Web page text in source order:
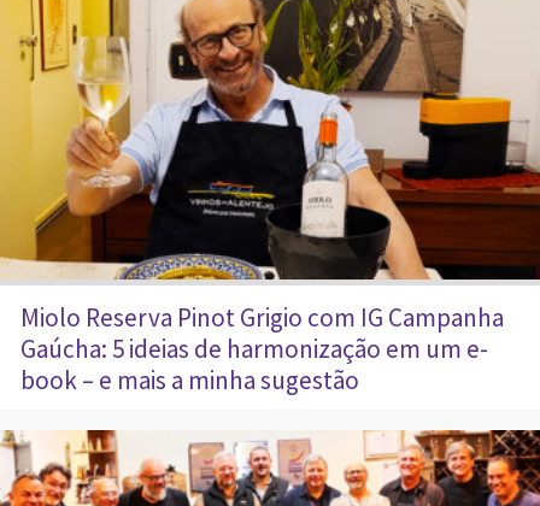
Miolo Reserva Pinot Grigio com IG Campanha
Gaúcha: 5 ideias de harmonização em um e-
book – e mais a minha sugestão